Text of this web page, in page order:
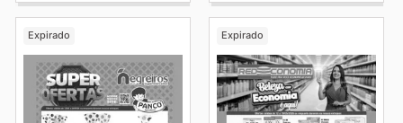
Expirado Expirado